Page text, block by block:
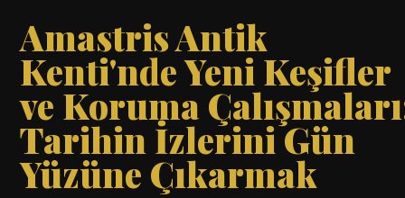
Amastris Antik
Kenti'nde Yeni Keşifler
ve Koruma
Tarihin İzlerini Gün
Yüzüne Çıkarmak